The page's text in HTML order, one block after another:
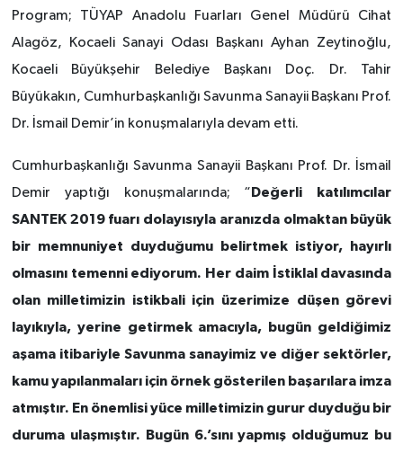
Program; TÜYAP Anadolu Fuarları Genel Müdürü Cihat
Alagöz, Kocaeli Sanayi Odası Başkanı Ayhan Zeytinoğlu,
Kocaeli Büyükşehir Belediye Başkanı Doç. Dr. Tahir
Büyükakın, Cumhurbaşkanlığı Savunma Sanayii Başkanı Prof.
Dr. İsmail Demir’in konuşmalarıyla devam etti.
Cumhurbaşkanlığı Savunma Sanayii Başkanı Prof. Dr. İsmail
Demir yaptığı konuşmalarında; “ Değerli katılımcılar
SANTEK 2019 fuarı dolayısıyla aranızda olmaktan büyük
bir memnuniyet duyduğumu belirtmek istiyor, hayırlı
olmasını temenni ediyorum. Her daim İstiklal davasında
olan milletimizin istikbali için üzerimize düşen görevi
layıkıyla, yerine getirmek amacıyla, bugün geldiğimiz
aşama itibariyle Savunma sanayimiz ve diğer sektörler,
kamu yapılanmaları için örnek gösterilen başarılara imza
atmıştır. En önemlisi yüce milletimizin gurur duyduğu bir
duruma ulaşmıştır. Bugün 6.’sını yapmış olduğumuz bu